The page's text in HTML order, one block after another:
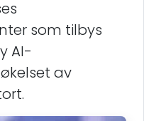
som tilbys
AI-
av